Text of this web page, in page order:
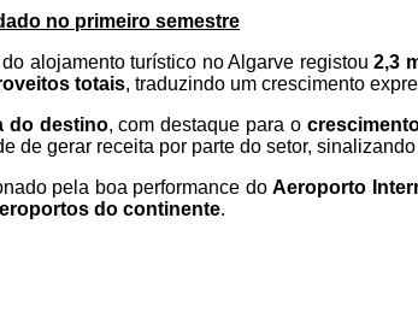
no primeiro semestre
alojamento turístico no Algarve registou2,3
totais, traduzindo um crescimento
do destino, com destaque para o
de gerar receita por parte do setor,
pela boa performance doAeroporto
do continente.